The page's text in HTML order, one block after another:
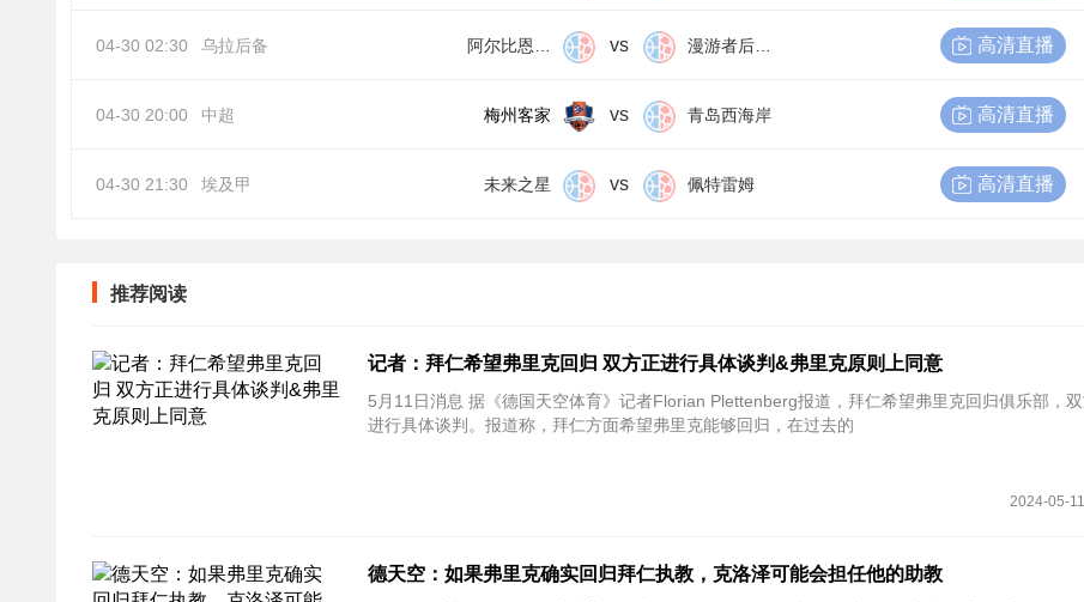
04-30 02:30 乌拉后备 vs 高清直播
04-30 20:00 中超 梅州客家 vs 青岛西海岸 高清直播
04-30 21:30 埃及甲 未来之星 vs 佩特雷姆 高清直播
推荐阅读
记者：拜仁希望弗里克回归 双方正进行具体谈判&弗里克原则上同意
5月11日消息 据《德国天空体育》记者Florian Plettenberg报道，拜仁希望弗里克回归俱乐部，
进行具体谈判。报道称，拜仁方面希望弗里克能够回归，在过去的
2024-05-
德天空：如果弗里克确实回归拜仁执教，克洛泽可能会担任他的助教